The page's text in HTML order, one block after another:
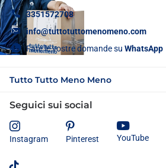
3351572708
info@tuttotuttomenomeno.com
Fate le vostre domande su WhatsApp
Tutto Tutto Meno Meno
Seguici sui social
Instagram Pinterest YouTube